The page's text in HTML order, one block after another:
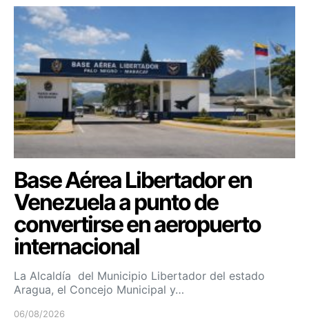
Base Aérea Libertador en
Venezuela a punto de
convertirse en aeropuerto
internacional
La Alcaldía del Municipio Libertador del estado
Aragua, el Concejo Municipal y…
06/08/2026